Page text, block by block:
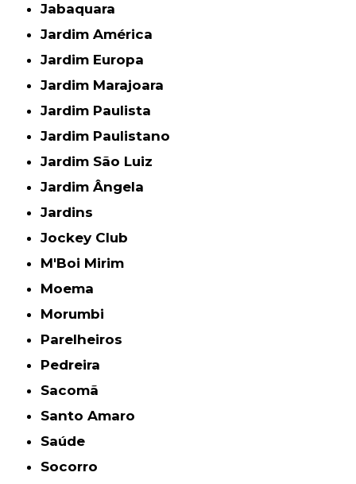
Jabaquara
Jardim América
Jardim Europa
Jardim Marajoara
Jardim Paulista
Jardim Paulistano
Jardim São Luiz
Jardim Ângela
Jardins
Jockey Club
M'Boi Mirim
Moema
Morumbi
Parelheiros
Pedreira
Sacomã
Santo Amaro
Saúde
Socorro